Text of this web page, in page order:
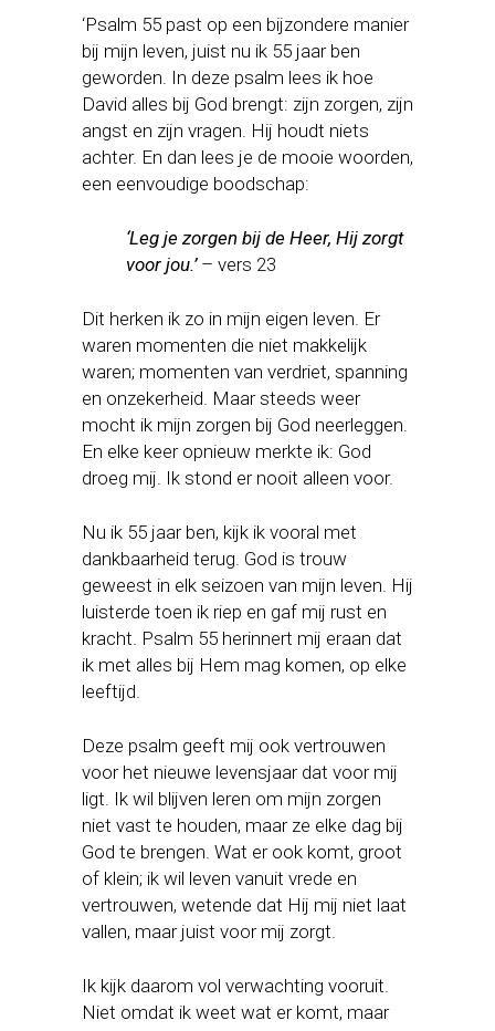
‘Psalm 55 past op een bijzondere manier
bij mijn leven, juist nu ik 55 jaar ben
geworden. In deze psalm lees ik hoe
David alles bij God brengt: zijn zorgen, zijn
angst en zijn vragen. Hij houdt niets
achter. En dan lees je de mooie woorden,
een eenvoudige boodschap:
‘Leg je zorgen bij de Heer, Hij zorgt
voor jou.’– vers 23
Dit herken ik zo in mijn eigen leven. Er
waren momenten die niet makkelijk
waren; momenten van verdriet, spanning
en onzekerheid. Maar steeds weer
mocht ik mijn zorgen bij God neerleggen.
En elke keer opnieuw merkte ik: God
droeg mij. Ik stond er nooit alleen voor.
Nu ik 55 jaar ben, kijk ik vooral met
dankbaarheid terug. God is trouw
geweest in elk seizoen van mijn leven. Hij
luisterde toen ik riep en gaf mij rust en
kracht. Psalm 55 herinnert mij eraan dat
ik met alles bij Hem mag komen, op elke
leeftijd.
Deze psalm geeft mij ook vertrouwen
voor het nieuwe levensjaar dat voor mij
ligt. Ik wil blijven leren om mijn zorgen
niet vast te houden, maar ze elke dag bij
God te brengen. Wat er ook komt, groot
of klein; ik wil leven vanuit vrede en
vertrouwen, wetende dat Hij mij niet laat
vallen, maar juist voor mij zorgt.
Ik kijk daarom vol verwachting vooruit.
Niet omdat ik weet wat er komt, maar